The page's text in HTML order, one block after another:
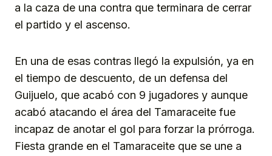
a la caza de una contra que terminara de cerrar
el partido y el ascenso.
En una de esas contras llegó la expulsión, ya en
el tiempo de descuento, de un defensa del
Guijuelo, que acabó con 9 jugadores y aunque
acabó atacando el área del Tamaraceite fue
incapaz de anotar el gol para forzar la prórroga.
Fiesta grande en el Tamaraceite que se une a